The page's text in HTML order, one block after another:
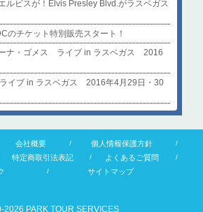
ルビスが！Elvis Presley Blvd.がラスベガス
のチケット特別販売スタート！
ナ・ゴメス ライブ in ラスベガス 2016
イブ in ラスベガス 2016年4月29日・30
会社概要
個人情報保護方針
特定商取引法表記
よくあるご質問
サイトマップ
2026 PARK TOUR SERVICES